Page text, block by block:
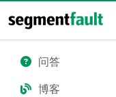
问答
博客